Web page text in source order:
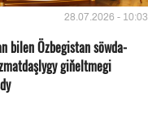
28.07.2026 - 10:03
bilen Özbegistan söwda-
giňeltmegi